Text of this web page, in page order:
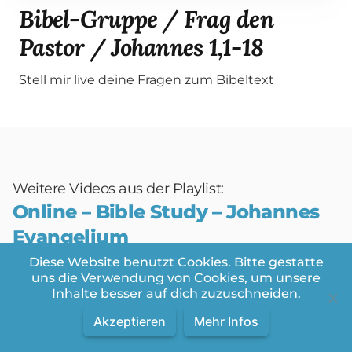
Bibel-Gruppe / Frag den
Pastor / Johannes 1,1-18
Stell mir live deine Fragen zum Bibeltext
Weitere Videos aus der Playlist:
Online – Bible Study – Johannes
Evangelium
Videos in dieser Playlist
Videos:1/70
Diese Website benutzt Cookies. Bitte gestatte
uns die Verwendung von Cookies, um unsere
Inhalte besser auf dich zuzuschneiden.
Akzeptieren Mehr Infos